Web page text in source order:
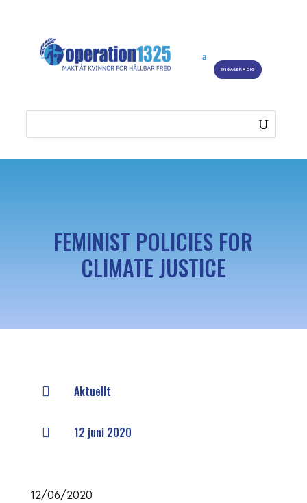
ENGAGERA DIG
FEMINIST POLICIES FOR
CLIMATE JUSTICE
 Aktuellt
 12 juni 2020
12/06/2020